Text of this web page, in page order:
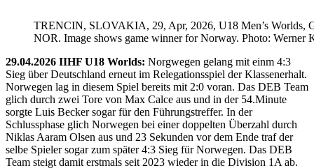
TRENCIN, SLOVAKIA, 29, Apr, 2026, U18 Men’s Worlds,
NOR. Image shows game winner for Norway. Photo: Werner
29.04.2026 IIHF U18 Worlds: Norgwegen gelang mit einm 4:3
Sieg über Deutschland erneut im Relegationsspiel der Klassenerhalt.
Norwegen lag in diesem Spiel bereits mit 2:0 voran. Das DEB Team
glich durch zwei Tore von Max Calce aus und in der 54.Minute
sorgte Luis Becker sogar für den Führungstreffer. In der
Schlussphase glich Norwegen bei einer doppelten Überzahl durch
Niklas Aaram Olsen aus und 23 Sekunden vor dem Ende traf der
selbe Spieler sogar zum später 4:3 Sieg für Norwegen. Das DEB
Team steigt damit erstmals seit 2023 wieder in die Division 1A ab.